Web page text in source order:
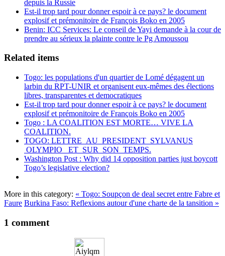
depuis la Russie
Est-il trop tard pour donner espoir à ce pays? le document
explosif et prémonitoire de François Boko en 2005
Benin: ICC Services: Le conseil de Yayi demande à la cour de
prendre au sérieux la plainte contre le Pg Amoussou
Related items
Togo: les populations d'un quartier de Lomé dégagent un
larbin du RPT-UNIR et organisent eux-mêmes des élections
libres, transparentes et democratiques
Est-il trop tard pour donner espoir à ce pays? le document
explosif et prémonitoire de François Boko en 2005
Togo : LA COALITION EST MORTE… VIVE LA
COALITION.
TOGO: LETTRE AU PRESIDENT SYLVANUS
OLYMPIO ET SUR SON TEMPS.
Washington Post : Why did 14 opposition parties just boycott
Togo’s legislative election?
More in this category: « Togo: Soupçon de deal secret entre Fabre et
Faure Burkina Faso: Reflexions autour d'une charte de la tansition »
1 comment